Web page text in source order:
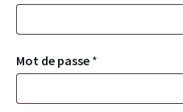
Mot de passe *